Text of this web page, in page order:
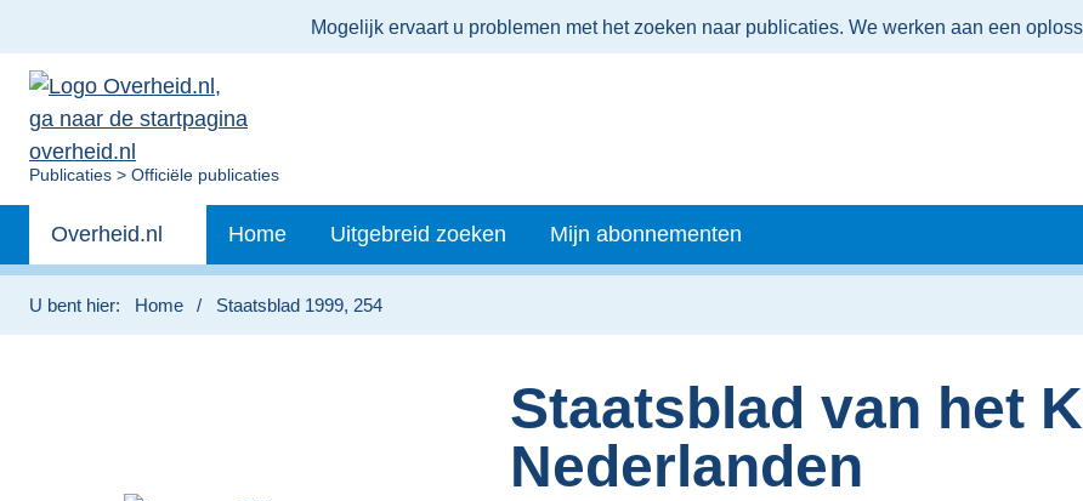
informatie:
Mogelijk ervaart u problemen met het zoeken naar publicaties. We werken aan een
U
Publicaties Officiële publicaties
Primaire
navigatie
Andere
sites
binnen
Overheid.nl Home Uitgebreid zoeken Mijn abonnementen
U bent hier: Home Staatsblad 1999, 254
Staatsblad van het
Nederlanden